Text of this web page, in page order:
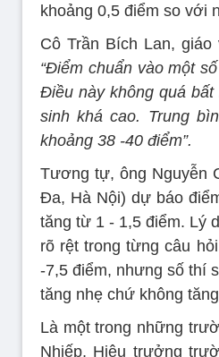
khoảng 0,5 điểm so với
Cô Trần Bích Lan,
“Điểm chuẩn vào một
Điều này không quá
sinh khá cao. Trung
khoảng 38 -40 điểm”.
Tương tự, ông Nguyễn
Đa, Hà Nội) dự báo
tăng từ 1 - 1,5 điểm. Lý
rõ rệt trong từng câu
-7,5 điểm, nhưng số thí
tăng nhẹ chứ không
Là một trong những
Nhiếp, Hiệu trưởng